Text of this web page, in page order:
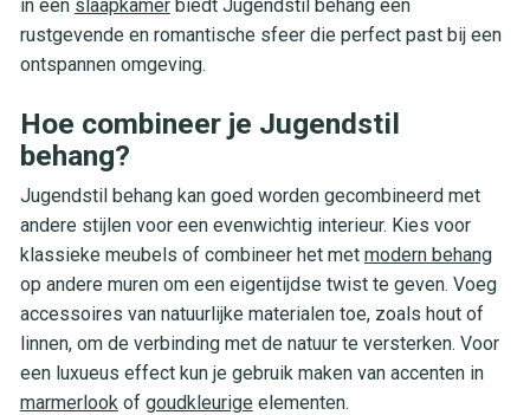
in een slaapkamerbiedt Jugendstil behang een
rustgevende en romantische sfeer die perfect past bij een
ontspannen omgeving.
Hoe combineer je Jugendstil
behang?
Jugendstil behang kan goed worden gecombineerd met
andere stijlen voor een evenwichtig interieur. Kies voor
klassieke meubels of combineer het met modern behang
op andere muren om een eigentijdse twist te geven. Voeg
accessoires van natuurlijke materialen toe, zoals hout of
linnen, om de verbinding met de natuur te versterken. Voor
een luxueus effect kun je gebruik maken van accenten in
marmerlook of goudkleurigeelementen.